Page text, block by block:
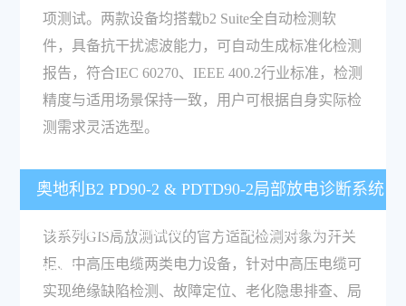
项测试。两款设备均搭载b2 Suite全自动检测软
件，具备抗干扰滤波能力，可自动生成标准化检测
报告，符合IEC 60270、IEEE 400.2行业标准，检测
精度与适用场景保持一致，用户可根据自身实际检
测需求灵活选型。
奥地利B2 PD90-2 & PDTD90-2局部放电诊断系统
的检测对象包括哪些，除了电缆还能检测其他设
备吗？
该系列GIS局放测试仪的官方适配检测对象为开关
柜、中高压电缆两类电力设备，针对中高压电缆可
实现绝缘缺陷检测、故障定位、老化隐患排查、局